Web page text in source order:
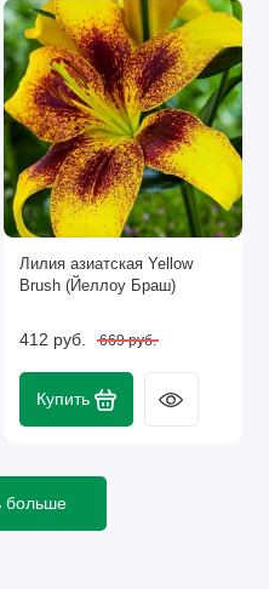
Лилия азиатская Yellow
Brush (Йеллоу Браш)
412 руб. 669 руб.
Купить
больше